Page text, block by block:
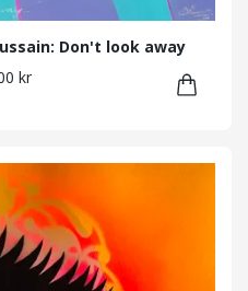
Don't look away
kr